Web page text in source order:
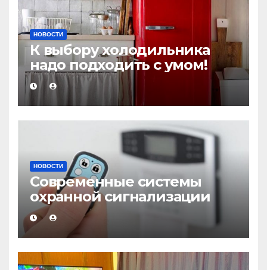
НОВОСТИ
К выбору холодильника
надо подходить с умом!
НОВОСТИ
Современные системы
охранной сигнализации